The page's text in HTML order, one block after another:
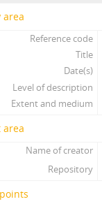
area
Reference code
Title
Date(s)
Level of description
Extent and medium
area
Name of creator
Repository